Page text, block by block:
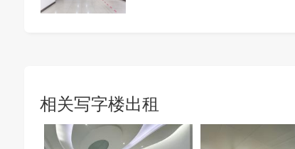
相关写字楼出租